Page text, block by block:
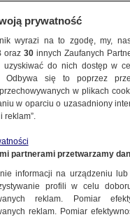
autorów
prywatność
wyrazi na to zgodę, my,
oraz30 innych Zaufanych
uzyskiwać do nich dostęp w
Odbywa się to poprzez
w plikach
w oparciu o uzasadniony
reklam”.
partnerami przetwarzamy
informacji na urządzeniu
profili w celu
reklam. Pomiar
reklam. Pomiar